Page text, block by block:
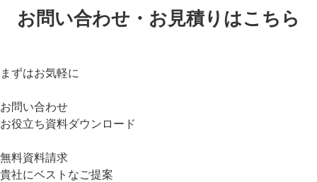
お問い合わせ・お見積りはこちら
まずはお気軽に
お問い合わせ
お役立ち資料ダウンロード
無料資料請求
貴社にベストなご提案